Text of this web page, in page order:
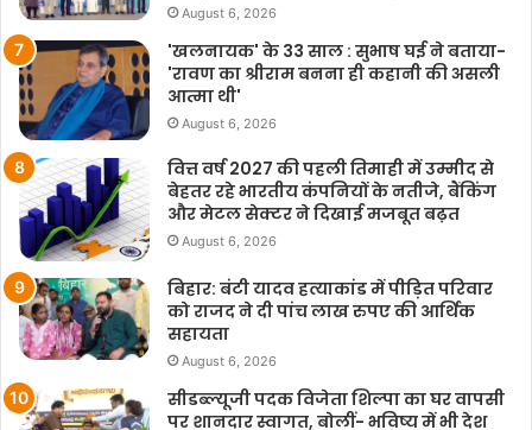
August 6, 2026
'खलनायक' के 33 साल : सुभाष घई ने बताया-
'रावण का श्रीराम बनना ही कहानी की असली
आत्मा थी'
August 6, 2026
वित्त वर्ष 2027 की पहली तिमाही में उम्मीद से
बेहतर रहे भारतीय कंपनियों के नतीजे, बैंकिंग
और मेटल सेक्टर ने दिखाई मजबूत बढ़त
August 6, 2026
बिहार: बंटी यादव हत्याकांड में पीड़ित परिवार
को राजद ने दी पांच लाख रुपए की आर्थिक
सहायता
August 6, 2026
सीडब्ल्यूजी पदक विजेता शिल्पा का घर वापसी
पर शानदार स्वागत, बोलीं- भविष्य में भी देश